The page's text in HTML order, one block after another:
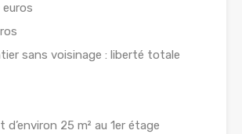
sans voisinage : liberté totale
25 m² au 1er étage